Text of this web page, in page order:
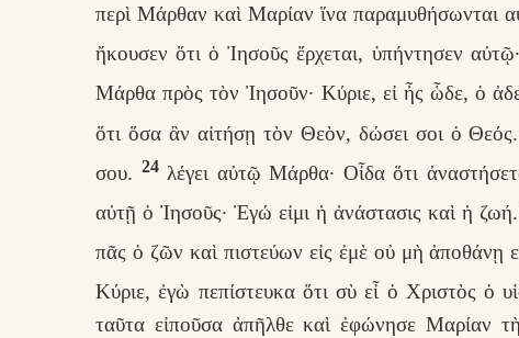
περὶ Μάρθαν καὶ Μαρίαν ἵνα παραμυθήσωνται
ἤκουσεν ὅτι ὁ Ἰησοῦς ἔρχεται, ὑπήντησεν
Μάρθα πρὸς τὸν Ἰησοῦν· Κύριε, εἰ ἦς ὧδε, ὁ
ὅτι ὅσα ἂν αἰτήσῃ τὸν Θεὸν, δώσει σοι ὁ
σου. 24λέγει αὐτῷ Μάρθα· Οἶδα ὅτι
αὐτῇ ὁ Ἰησοῦς· Ἐγώ εἰμι ἡ ἀνάστασις καὶ ἡ ζωή.
πᾶς ὁ ζῶν καὶ πιστεύων εἰς ἐμὲ οὐ μὴ ἀποθάνῃ
Κύριε, ἐγὼ πεπίστευκα ὅτι σὺ εἶ ὁ Χριστὸς ὁ
ταῦτα εἰποῦσα ἀπῆλθε καὶ ἐφώνησε Μαρίαν